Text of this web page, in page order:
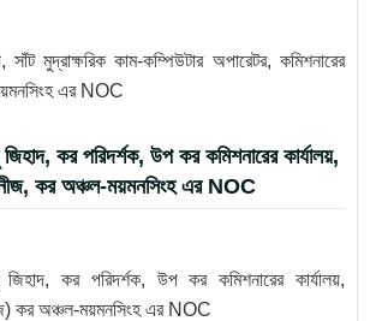
মুদ্রাক্ষরিক কাম-কম্পিউটার অপারেটর, কমিশনারের
এর NOC
কর পরিদর্শক, উপ কর কমিশনারের কার্যালয়,
কর অঞ্চল-ময়মনসিংহ এর NOC
কর পরিদর্শক, উপ কর কমিশনারের কার্যালয়,
কর অঞ্চল-ময়মনসিংহ এর NOC